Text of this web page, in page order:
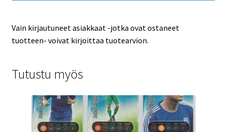
Vain kirjautuneet asiakkaat -jotka ovat ostaneet
tuotteen- voivat kirjoittaa tuotearvion.
Tutustu myös